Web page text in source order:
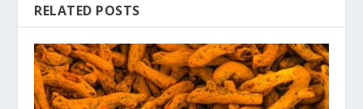
RELATED POSTS